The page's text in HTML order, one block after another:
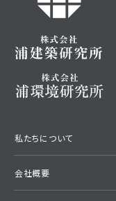
私たちについて
会社概要